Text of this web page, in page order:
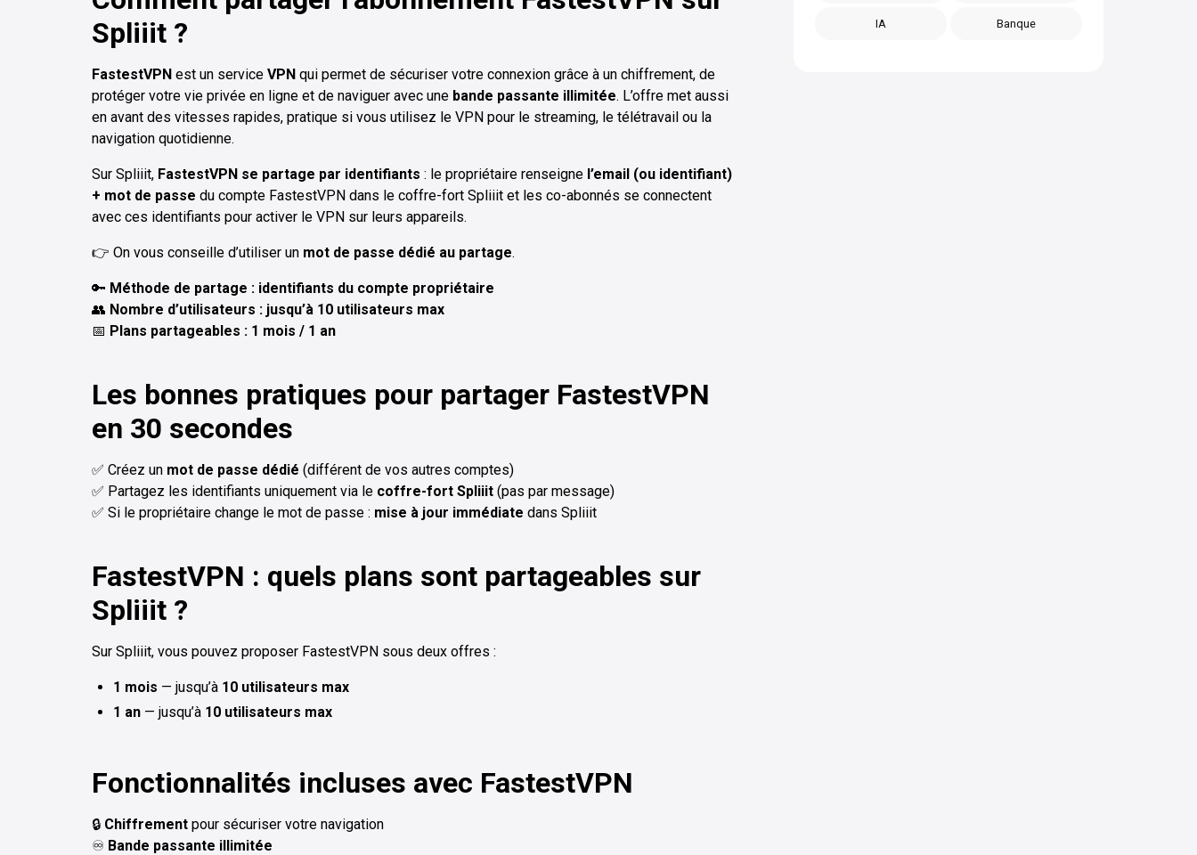
Spliiit ?
FastestVPN est un service VPN qui permet de sécuriser votre connexion grâce à un chiffrement, de
protéger votre vie privée en ligne et de naviguer avec une bande passante illimitée. L’offre met aussi
en avant des vitesses rapides, pratique si vous utilisez le VPN pour le streaming, le télétravail ou la
navigation quotidienne.
Sur Spliiit, FastestVPN se partage par identifiants : le propriétaire renseigne l’email (ou identifiant)
+ mot de passe du compte FastestVPN dans le coffre-fort Spliiit et les co-abonnés se connectent
avec ces identifiants pour activer le VPN sur leurs appareils.
👉 On vous conseille d’utiliser un mot de passe dédié au partage.
🔑 Méthode de partage : identifiants du compte propriétaire
👥 Nombre d’utilisateurs : jusqu’à 10 utilisateurs max
📅 Plans partageables : 1 mois / 1 an
Les bonnes pratiques pour partager FastestVPN
en 30 secondes
✅ Créez un mot de passe dédié (différent de vos autres comptes)
✅ Partagez les identifiants uniquement via le coffre-fort Spliiit (pas par message)
✅ Si le propriétaire change le mot de passe : mise à jour immédiate dans Spliiit
FastestVPN : quels plans sont partageables sur
Spliiit ?
Sur Spliiit, vous pouvez proposer FastestVPN sous deux offres :
1 mois — jusqu’à 10 utilisateurs max
1 an — jusqu’à 10 utilisateurs max
Fonctionnalités incluses avec FastestVPN
🔒 Chiffrement pour sécuriser votre navigation
♾️ Bande passante illimitée
IA Banque